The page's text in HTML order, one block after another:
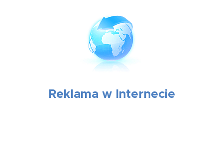
Reklama w Internecie